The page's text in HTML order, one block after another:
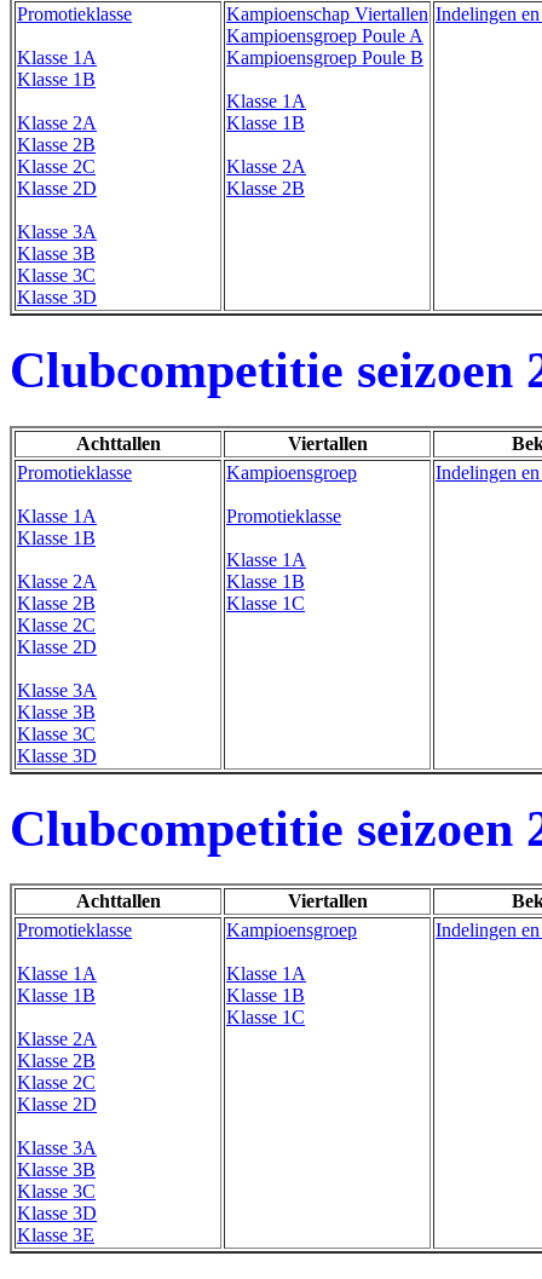
Promotieklasse
Klasse 1A
Klasse 1B
Klasse 2A
Klasse 2B
Klasse 2C
Klasse 2D
Klasse 3A
Klasse 3B
Klasse 3C
Klasse 3D
Kampioenschap Viertallen
Kampioensgroep Poule A
Kampioensgroep Poule B
Klasse 1A
Klasse 1B
Klasse 2A
Klasse 2B
Indelingen
Clubcompetitie seizoen
Achttallen Viertallen
Promotieklasse
Klasse 1A
Klasse 1B
Klasse 2A
Klasse 2B
Klasse 2C
Klasse 2D
Klasse 3A
Klasse 3B
Klasse 3C
Klasse 3D
Kampioensgroep
Promotieklasse
Klasse 1A
Klasse 1B
Klasse 1C
Indelingen
Clubcompetitie seizoen
Achttallen Viertallen
Promotieklasse
Klasse 1A
Klasse 1B
Klasse 2A
Klasse 2B
Klasse 2C
Klasse 2D
Klasse 3A
Klasse 3B
Klasse 3C
Klasse 3D
Klasse 3E
Kampioensgroep
Klasse 1A
Klasse 1B
Klasse 1C
Indelingen